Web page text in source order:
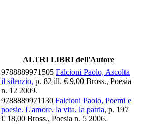
ALTRI LIBRI dell'Autore
9788889971505 Falcioni Paolo, Ascolta
il silenzio, p. 82 ill. € 9,00 Bross., Poesia
n. 12 2009.
9788889971130 Falcioni Paolo, Poemi e
poesie. L'amore, la vita, la patria, p. 197
€ 18,00 Bross., Poesia n. 5 2006.